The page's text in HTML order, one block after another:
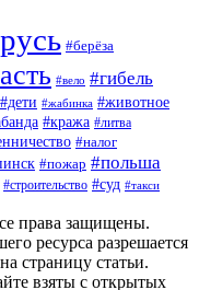
#берёза
#вело #гибель
#дети #жабинка #животное
#кража #литва
#налог
#пожар #польша
#строительство #суд #такси
права защищены.
ресурса разрешается
страницу статьи.
взяты с открытых